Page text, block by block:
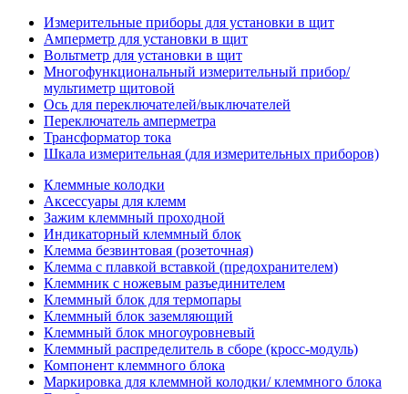
Измерительные приборы для установки в щит
Амперметр для установки в щит
Вольтметр для установки в щит
Многофункциональный измерительный прибор/
мультиметр щитовой
Ось для переключателей/выключателей
Переключатель амперметра
Трансформатор тока
Шкала измерительная (для измерительных приборов)
Клеммные колодки
Аксессуары для клемм
Зажим клеммный проходной
Индикаторный клеммный блок
Клемма безвинтовая (розеточная)
Клемма с плавкой вставкой (предохранителем)
Клеммник с ножевым разъединителем
Клеммный блок для термопары
Клеммный блок заземляющий
Клеммный блок многоуровневый
Клеммный распределитель в сборе (кросс-модуль)
Компонент клеммного блока
Маркировка для клеммной колодки/ клеммного блока